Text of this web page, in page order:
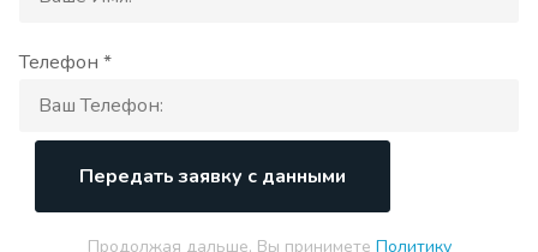
Телефон *
Передать заявку с данными
Продолжая дальше, Вы принимете Политику